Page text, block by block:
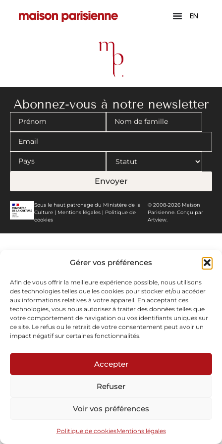
Gérer vos préférences
Afin de vous offrir la meilleure expérience possible, nous utilisons
des technologies telles que les cookies pour stocker et/ou accéder
aux informations relatives à votre appareil. En acceptant ces
technologies, vous nous autorisez à traiter des données telles que
votre comportement de navigation ou vos identifiants uniques sur
ce site. Le refus ou le retrait de votre consentement peut avoir un
impact négatif sur certaines fonctionnalités.
Accepter
Refuser
Voir vos préférences
Politique de cookiesMentions légales
EN
Abonnez-vous à notre newsletter
Envoyer
Sous le haut patronage du Ministère de la
Culture | Mentions légales | Politique de
cookies
© 2008-2026 Maison
Parisienne. Conçu par
Artview.